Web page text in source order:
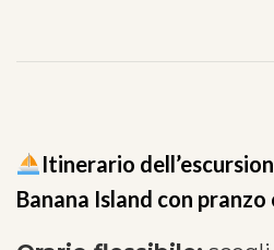
Itinerario
Banana Island con pranzo